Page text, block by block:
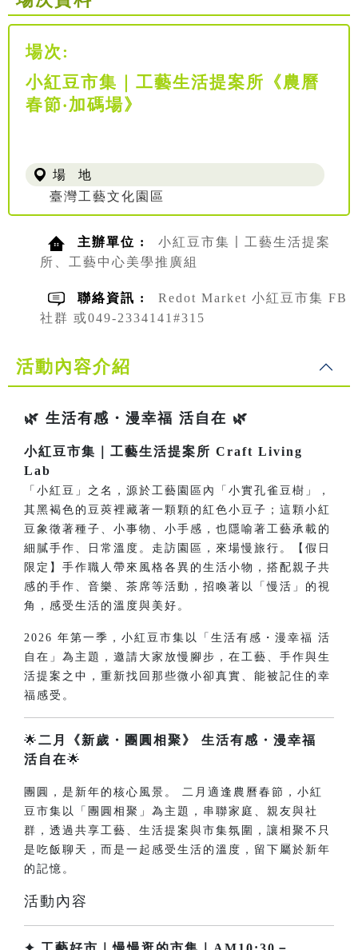
場次:
小紅豆市集｜工藝生活提案所《農曆
春節‧加碼場》
場 地
臺灣工藝文化園區
主辦單位 :
小紅豆市集〡工藝生活提案
所、工藝中心美學推廣組
聯絡資訊 :
Redot Market 小紅豆市集 FB
社群 或049-2334141#315
活動內容介紹
🌿 生活有感・漫幸福 活自在 🌿
小紅豆市集｜工藝生活提案所 Craft Living
Lab
「小紅豆」之名，源於工藝園區內「小實孔雀豆樹」，
其黑褐色的豆莢裡藏著一顆顆的紅色小豆子；這顆小紅
豆象徵著種子、小事物、小手感，也隱喻著工藝承載的
細膩手作、日常溫度。走訪園區，來場慢旅行。【假日
限定】手作職人帶來風格各異的生活小物，搭配親子共
感的手作、音樂、茶席等活動，招喚著以「慢活」的視
角，感受生活的溫度與美好。
2026 年第一季，小紅豆市集以「生活有感・漫幸福 活
自在」為主題，邀請大家放慢腳步，在工藝、手作與生
活提案之中，重新找回那些微小卻真實、能被記住的幸
福感受。
🌟二月《新歲・團圓相聚》
生活有感・漫幸福
活自在🌟
團圓，是新年的核心風景。 二月適逢農曆春節，小紅
豆市集以「團圓相聚」為主題，串聯家庭、親友與社
群，透過共享工藝、生活提案與市集氛圍，讓相聚不只
是吃飯聊天，而是一起感受生活的溫度，留下屬於新年
的記憶。
活動內容